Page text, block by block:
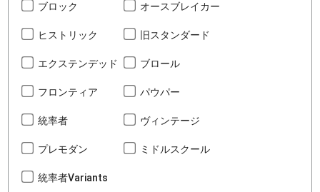
ブロック オースブレイカー
ヒストリック 旧スタンダード
エクステンデッド ブロール
フロンティア パウパー
統率者 ヴィンテージ
プレモダン ミドルスクール
統率者Variants